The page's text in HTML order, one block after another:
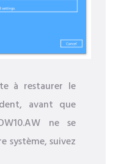
à restaurer le
avant que
ne se
système, suivez